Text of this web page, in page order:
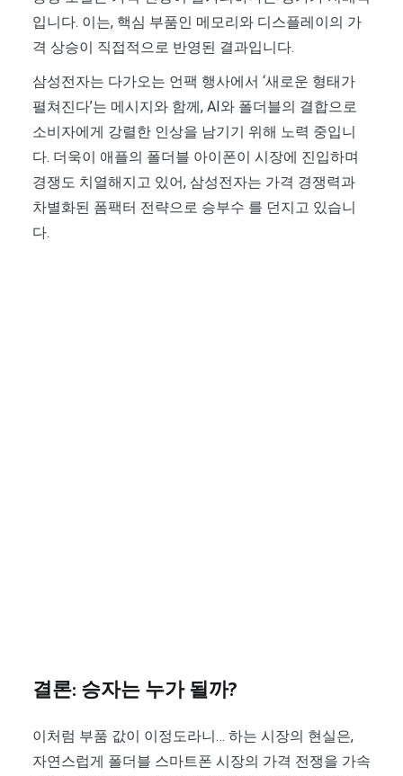
입니다. 이는, 핵심 부품인 메모리와 디스플레이의 가
격 상승이 직접적으로 반영된 결과입니다.
삼성전자는 다가오는 언팩 행사에서 ‘새로운 형태가
펼쳐진다’는 메시지와 함께, AI와 폴더블의 결합으로
소비자에게 강렬한 인상을 남기기 위해 노력 중입니
다. 더욱이 애플의 폴더블 아이폰이 시장에 진입하며
경쟁도 치열해지고 있어, 삼성전자는 가격 경쟁력과
차별화된 폼팩터 전략으로 승부수 를 던지고 있습니
다.
결론: 승자는 누가 될까?
이처럼 부품 값이 이정도라니… 하는 시장의 현실은,
자연스럽게 폴더블 스마트폰 시장의 가격 전쟁을 가속